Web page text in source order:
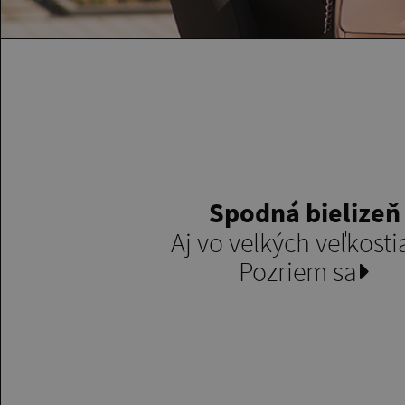
Spodná bielizeň
Aj vo veľkých
Pozriem sa